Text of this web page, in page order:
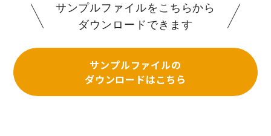
サンプルファイルをこちらから
ダウンロードできます
サンプルファイルの
ダウンロードはこちら